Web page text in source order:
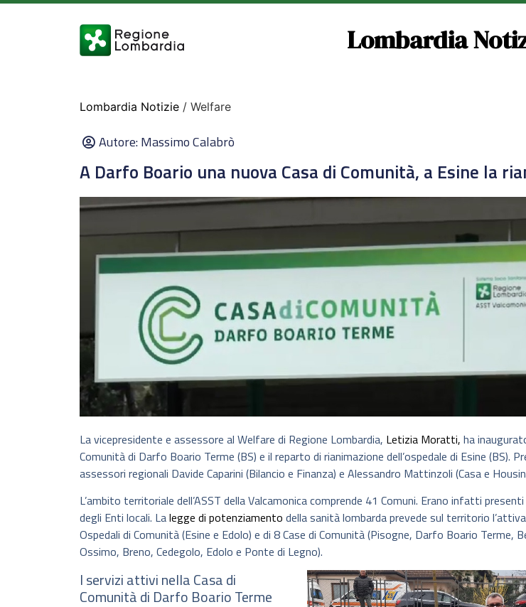
Lombardia
Lombardia Notizie / Welfare
Autore:Massimo Calabrò
A Darfo Boario una nuova Casa di Comunità, a Esine la
La vicepresidente e assessore al Welfare di Regione Lombardia, Letizia Moratti, ha
Comunità di Darfo Boario Terme (BS) e il reparto di rianimazione dell’ospedale di Esine (BS).
assessori regionali Davide Caparini (Bilancio e Finanza) e Alessandro Mattinzoli (Casa e
L’ambito territoriale dell’ASST della Valcamonica comprende 41 Comuni. Erano infatti
degli Enti locali. Lalegge di potenziamento della sanità lombarda prevede sul territorio
Ospedali di Comunità (Esine e Edolo) e di 8 Case di Comunità (Pisogne, Darfo Boario Terme,
Ossimo, Breno, Cedegolo, Edolo e Ponte di Legno).
I servizi attivi nella Casa di
Comunità di Darfo Boario Terme